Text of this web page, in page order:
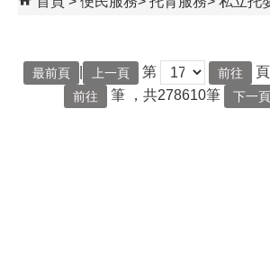
最前頁 上一頁 第
筆
，共278610筆 下一頁